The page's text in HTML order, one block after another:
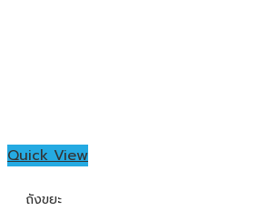
Quick View
ถังขยะ